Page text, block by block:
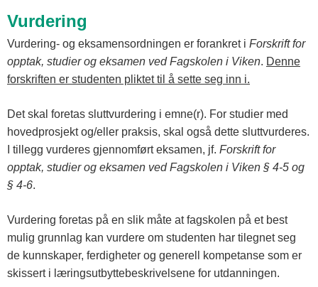
Vurdering
Vurdering- og eksamensordningen er forankret i Forskrift for
opptak, studier og eksamen ved Fagskolen i Viken. Denne
forskriften er studenten pliktet til å sette seg inn i.
Det skal foretas sluttvurdering i emne(r). For studier med
hovedprosjekt og/eller praksis, skal også dette sluttvurderes.
I tillegg vurderes gjennomført eksamen, jf. Forskrift for
opptak, studier og eksamen ved Fagskolen i Viken § 4-5 og
§ 4-6.
Vurdering foretas på en slik måte at fagskolen på et best
mulig grunnlag kan vurdere om studenten har tilegnet seg
de kunnskaper, ferdigheter og generell kompetanse som er
skissert i læringsutbyttebeskrivelsene for utdanningen.